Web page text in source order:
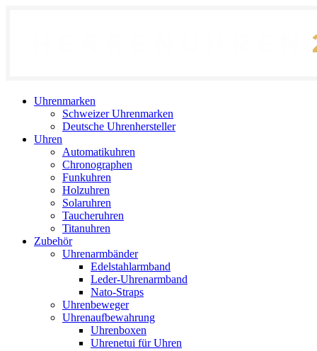
Uhrenmarken
Schweizer Uhrenmarken
Deutsche Uhrenhersteller
Uhren
Automatikuhren
Chronographen
Funkuhren
Holzuhren
Solaruhren
Taucheruhren
Titanuhren
Zubehör
Uhrenarmbänder
Edelstahlarmband
Leder-Uhrenarmband
Nato-Straps
Uhrenbeweger
Uhrenaufbewahrung
Uhrenboxen
Uhrenetui für Uhren